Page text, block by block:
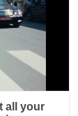
all your